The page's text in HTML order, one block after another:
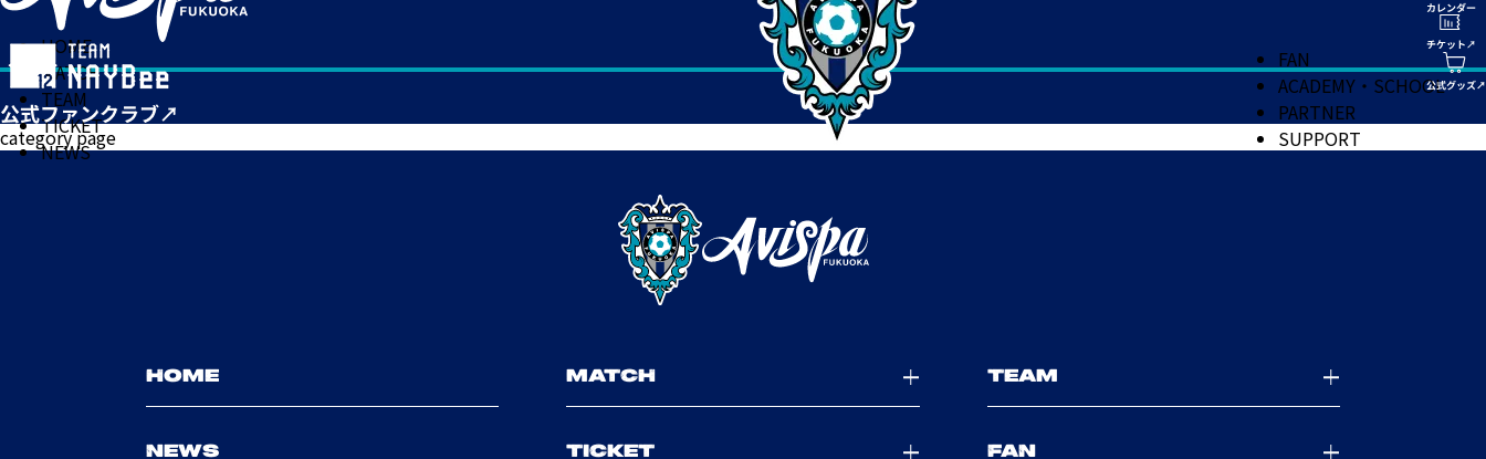
HOME
MATCH
TEAM
TICKET
NEWS
FAN
ACADEMY・SCHOOL
PARTNER
SUPPORT
category page
HOME MATCH TEAM
NEWS TICKET FAN